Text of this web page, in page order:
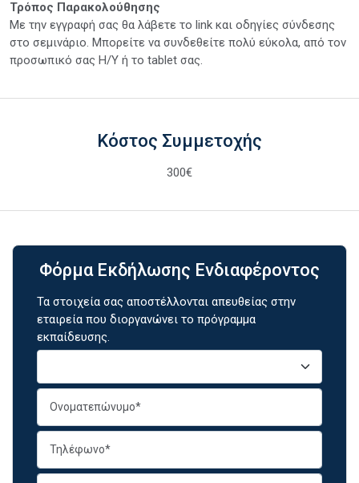
Τρόπος Παρακολούθησης
Με την εγγραφή σας θα λάβετε το link και οδηγίες σύνδεσης
στο σεμινάριο. Μπορείτε να συνδεθείτε πολύ εύκολα, από τον
προσωπικό σας Η/Υ ή το tablet σας.
Κόστος Συμμετοχής
300€
Φόρμα Εκδήλωσης Ενδιαφέροντος
Τα στοιχεία σας αποστέλλονται απευθείας στην
εταιρεία που διοργανώνει το πρόγραμμα
εκπαίδευσης.